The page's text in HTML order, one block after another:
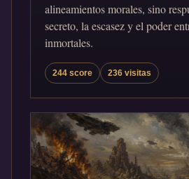
alineamientos morales, sino
secreto, la escasez y el poder
inmortales.
244 score 236 visitas